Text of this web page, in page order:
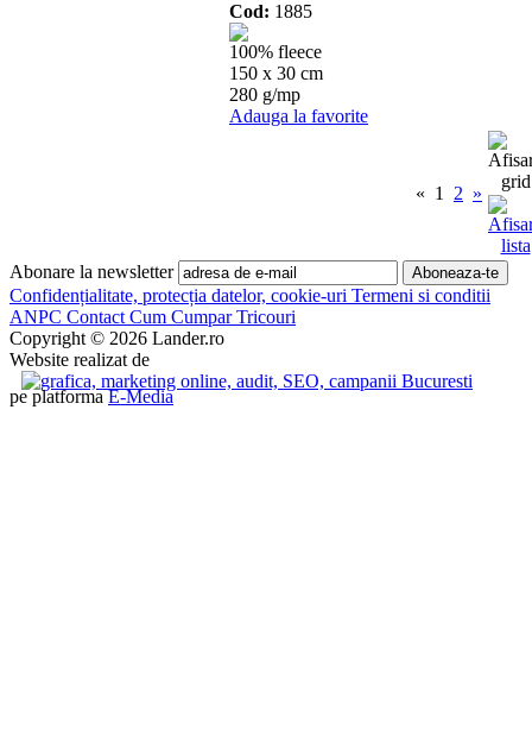
Cod: 1885
100% fleece
150 x 30 cm
280 g/mp
Adauga la favorite
« 1 2 »
Abonare la newsletter
Confidențialitate, protecția datelor, cookie-uri Termeni si conditii
ANPC Contact Cum Cumpar Tricouri
Copyright © 2026 Lander.ro
Website realizat de
pe platformaE-Media